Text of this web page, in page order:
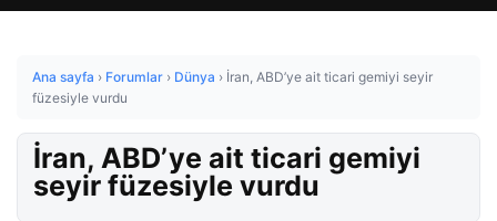
Ana sayfa › Forumlar › Dünya › İran, ABD’ye ait ticari gemiyi seyir
füzesiyle vurdu
İran, ABD’ye ait ticari gemiyi
seyir füzesiyle vurdu